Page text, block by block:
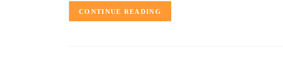
CONTINUE READING